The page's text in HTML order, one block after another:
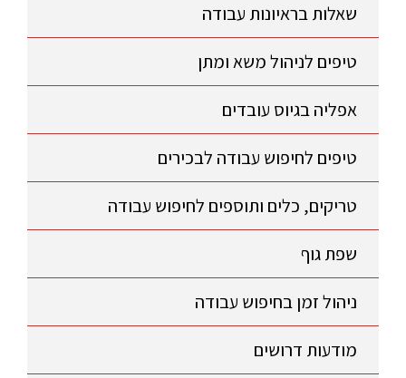
שאלות בראיונות עבודה
טיפים לניהול משא ומתן
אפליה בגיוס עובדים
טיפים לחיפוש עבודה לבכירים
טריקים, כלים ותוספים לחיפוש עבודה
שפת גוף
ניהול זמן בחיפוש עבודה
מודעות דרושים